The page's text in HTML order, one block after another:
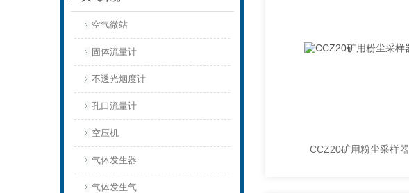
空气微站
固体流量计
不透光烟度计
孔口流量计
空压机
气体发生器
气体发生气
CCZ20矿用粉尘采样器